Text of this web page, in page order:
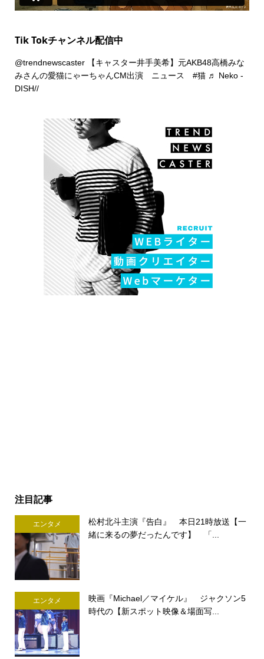
Tik Tokチャンネル配信中
@trendnewscaster【キャスター井手美希】元AKB48高橋みな
みさんの愛猫にゃーちゃんCM出演 ニュース #猫 ♬ Neko -
DISH//
注目記事
エンタメ
松村北斗主演『告白』 本日21時放送【一
緒に来るの夢だったんです】 「...
エンタメ
映画『Michael／マイケル』 ジャクソン5
時代の【新スポット映像＆場面写...